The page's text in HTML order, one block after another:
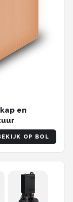
en
OP BOL